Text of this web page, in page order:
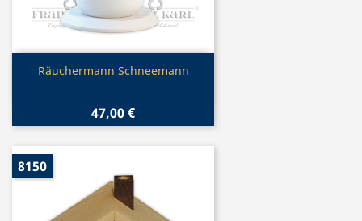
Vorschau
Räuchermann Schneemann
47,00 €
8150